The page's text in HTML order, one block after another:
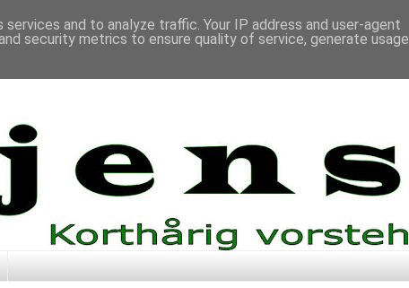
and to analyze traffic. Your IP address and user-agent
security metrics to ensure quality of service, generate usage